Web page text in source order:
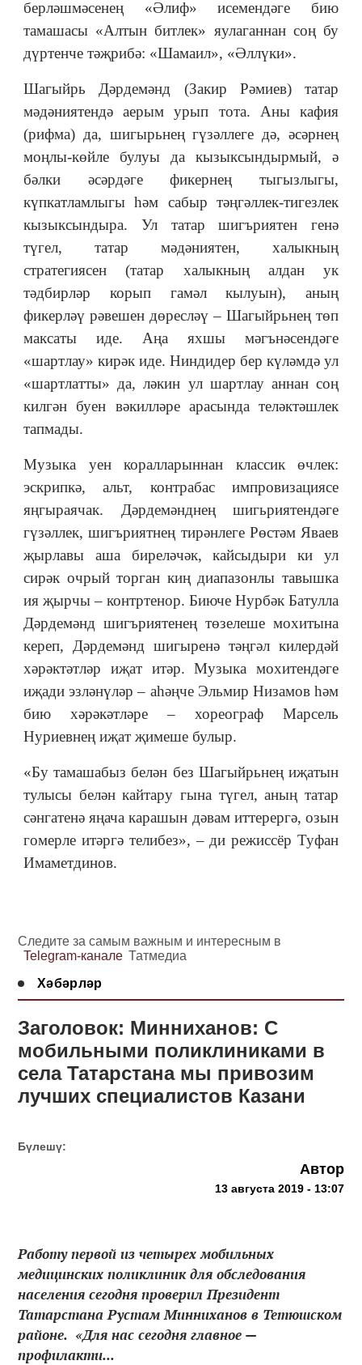
берләшмәсенең «Әлиф» исемендәге бию
тамашасы «Алтын битлек» яулаганнан соң бу
дүртенче тәҗрибә: «Шамаил», «Әллүки».
Шагыйрь Дәрдемәнд (Закир Рәмиев) татар
мәдәниятендә аерым урып тота. Аны кафия
(рифма) да, шигырьнең гүзәллеге дә, әсәрнең
моңлы-көйле булуы да кызыксындырмый, ә
бәлки әсәрдәге фикернең тыгызлыгы,
күпкатламлыгы һәм сабыр тәңгәллек-тигезлек
кызыксындыра. Ул татар шигъриятен генә
түгел, татар мәдәниятен, халыкның
стратегиясен (татар халыкның алдан ук
тәдбирләр корып гамәл кылуын), аның
фикерләү рәвешен дөресләү – Шагыйрьнең төп
максаты иде. Аңа яхшы мәгънәсендәге
«шартлау» кирәк иде. Ниндидер бер күләмдә ул
«шартлатты» да, ләкин ул шартлау аннан соң
килгән буен вәкилләре арасында теләктәшлек
тапмады.
Музыка уен коралларыннан классик өчлек:
эскрипкә, альт, контрабас импровизациясе
яңгыраячак. Дәрдемәнднең шигьриятендәге
гүзәллек, шигъриятнең тирәнлеге Рөстәм Яваев
җырлавы аша биреләчәк, кайсыдыри ки ул
сирәк очрый торган киң диапазонлы тавышка
ия җырчы – контртенор. Биюче Нурбәк Батулла
Дәрдемәнд шигъриятенең төзелеше мохитына
кереп, Дәрдемәнд шигыренә тәңгәл килердәй
хәрәктәтләр иҗат итәр. Музыка мохитендәге
иҗади эзләнүләр – аһәңче Эльмир Низамов һәм
бию хәрәкәтләре – хореограф Марсель
Нуриевнең иҗат җимеше булыр.
«Бу тамашабыз белән без Шагыйрьнең иҗатын
тулысы белән кайтару гына түгел, аның татар
сәнгатенә яңача карашын дәвам иттерергә, озын
гомерле итәргә телибез», – ди режиссёр Туфан
Имаметдинов.
Следите за самым важным и интересным в
Telegram-канале Татмедиа
Хәбәрләр
Заголовок: Минниханов: С
мобильными поликлиниками в
села Татарстана мы привозим
лучших специалистов Казани
Бүлешү:
Автор
13 августа 2019 - 13:07
Работу первой из четырех мобильных
медицинских поликлиник для обследования
населения сегодня проверил Президент
Татарстана Рустам Минниханов в Тетюшском
районе. «Для нас сегодня главное —
профилакти...